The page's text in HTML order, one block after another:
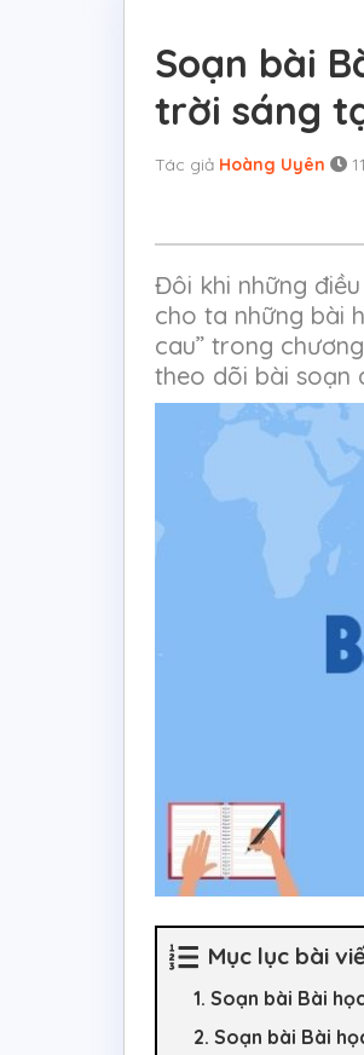
Soạn bài
trời sáng
Tác giả Hoàng Uyên
Đôi khi những
cho ta những bài
cau” trong
theo dõi bài soạn
Mục lục bài
1. Soạn bài Bài
2. Soạn bài Bài